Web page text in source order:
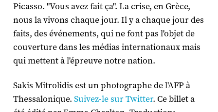
Picasso. "Vous avez fait ça". La crise, en Grèce,
nous la vivons chaque jour. Il y a chaque jour des
faits, des événements, qui ne font pas l'objet de
couverture dans les médias internationaux mais
qui mettent à l'épreuve notre nation.
Sakis Mitrolidis est un photographe de l'AFP à
Thessalonique. Suivez-le sur Twitter. Ce billet a